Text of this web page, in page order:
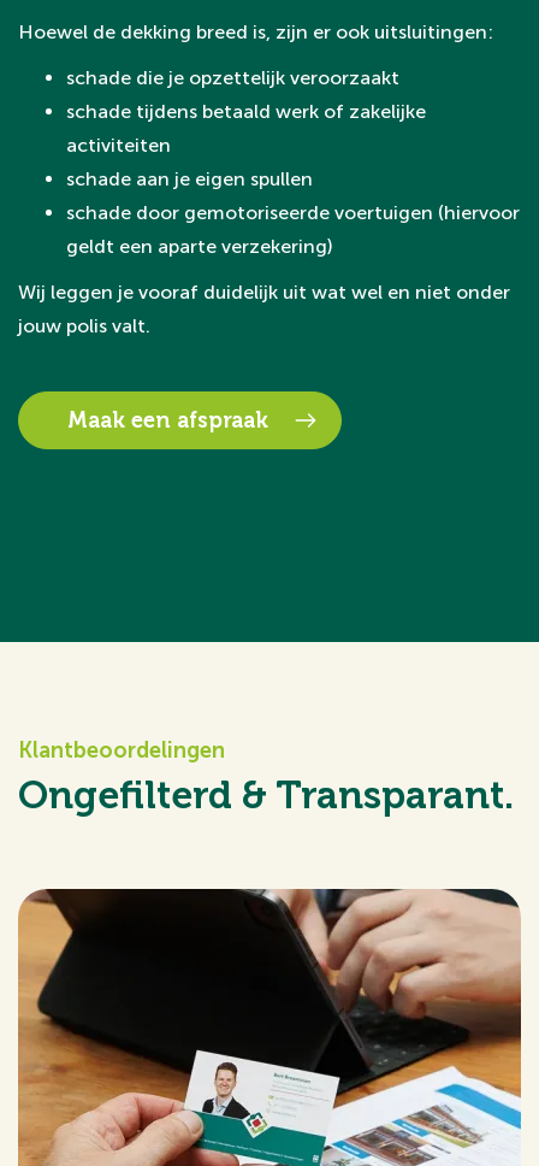
Hoewel de dekking breed is, zijn er ook uitsluitingen:
schade die je opzettelijk veroorzaakt
schade tijdens betaald werk of zakelijke
activiteiten
schade aan je eigen spullen
schade door gemotoriseerde voertuigen (hiervoor
geldt een aparte verzekering)
Wij leggen je vooraf duidelijk uit wat wel en niet onder
jouw polis valt.
Maak een afspraak
Klantbeoordelingen
Ongefilterd & Transparant.